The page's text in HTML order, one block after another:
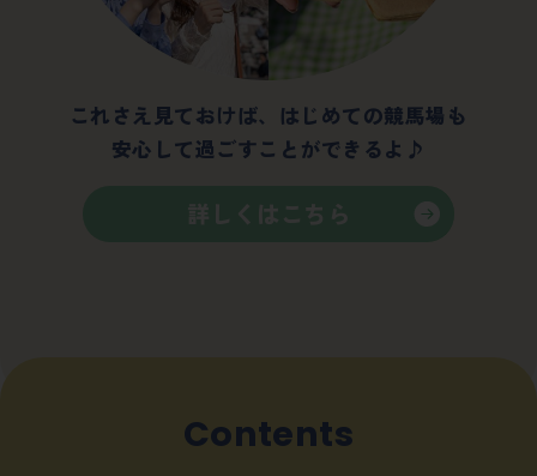
これさえ見ておけば、はじめての競馬場も
安心して過ごすことができるよ♪
Contents